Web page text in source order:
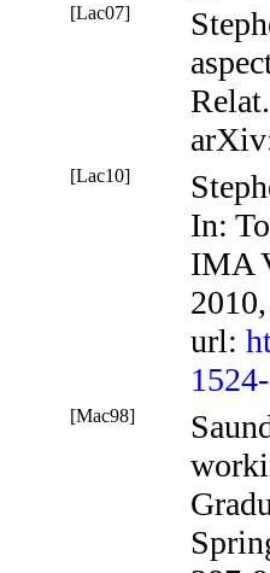
[Lac07]
[Lac10]
In:
IMA
url:
[Mac98]